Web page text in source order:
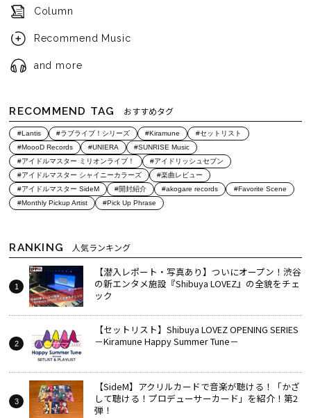
Column
Recommend Music
and more
RECOMMEND TAG おすすめタグ
#Lantis #ラブライブ！シリーズ #Kiramune
#セットリスト
#MoooD Records
#UNIERA
#SUNRISE Music
#アイドルマスター ミリオンライブ！
#アイドリッシュセブン
#アイドルマスター シャイニーカラーズ
#楽曲レビュー
#アイドルマスター SideM
#開封紹介 #akogare records
#Favorite Scene
#Monthly Pickup Artist
#Pick Up Phrase
RANKING 人気ランキング
【潜入レポート・写真あり】ついにオープン！渋谷
の新エンタメ施設『Shibuya LOVEZ』の全貌をチェ
ック
【セットリスト】Shibuya LOVEZ OPENING SERIES
－Kiramune Happy Summer Tune－
【SideM】アクリルカードで音楽が聴ける！「かざ
して聴ける！プロデューサーカード」を紹介！第2
弾！